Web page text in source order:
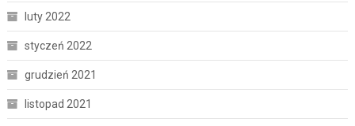
luty 2022
styczeń 2022
grudzień 2021
listopad 2021